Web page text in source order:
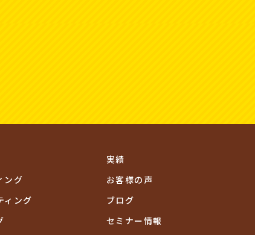
ング
ィング
実績
お客様の声
ブログ
セミナー情報